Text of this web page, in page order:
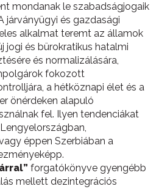
mondanak le szabadságjogaik
járványügyi és gazdasági
alkalmat teremt az államok
jogi és bürokratikus hatalmi
és normalizálására,
fokozott
a hétköznapi élet és a
önérdeken alapuló
fel. Ilyen tendenciákat
éppen Szerbiában a
forgatókönyve gyengébb
mellett dezintegrációs